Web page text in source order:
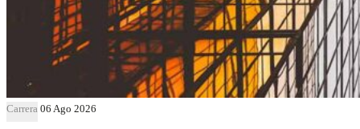
Carrera 06 Ago 2026